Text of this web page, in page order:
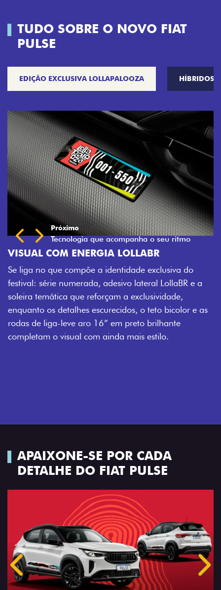
TUDO SOBRE O NOVO FIAT
PULSE
EDIÇÃO EXCLUSIVA LOLLAPALOOZA HÍBRIDOS
VISUAL COM ENERGIA LOLLABR
Se liga no que compõe a identidade exclusiva do
festival: série numerada, adesivo lateral LollaBR e a
soleira temática que reforçam a exclusividade,
enquanto os detalhes escurecidos, o teto bicolor e as
rodas de liga-leve aro 16” em preto brilhante
completam o visual com ainda mais estilo.
Previous
Next
Próximo
Tecnologia que acompanha o seu ritmo
APAIXONE-SE POR CADA
DETALHE DO FIAT PULSE
Anterior